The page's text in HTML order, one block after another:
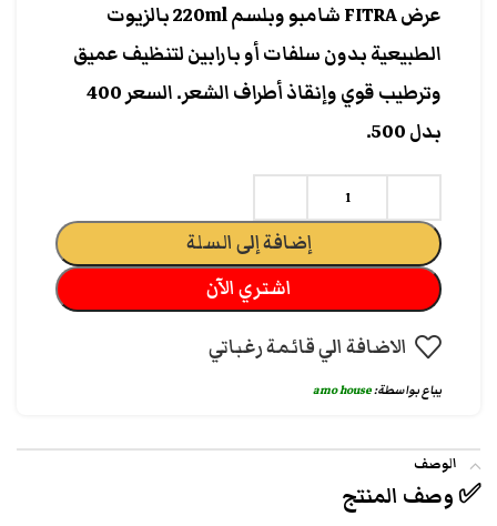
عرض FITRA شامبو وبلسم 220ml بالزيوت
الطبيعية بدون سلفات أو بارابين لتنظيف عميق
وترطيب قوي وإنقاذ أطراف الشعر. السعر 400
بدل 500.
إضافة إلى السلة
اشتري الآن
الاضافة الي قائمة رغباتي
يباع بواسطة:amo house
الوصف
✅ وصف المنتج